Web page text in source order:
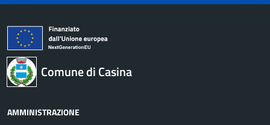
Comune di Casina
AMMINISTRAZIONE